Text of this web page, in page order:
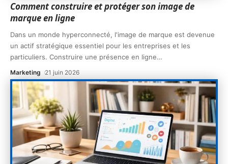
Comment construire et protéger son image de
marque en ligne
Dans un monde hyperconnecté, l'image de marque est devenue
un actif stratégique essentiel pour les entreprises et les
particuliers. Construire une présence en ligne…
Marketing 21 juin 2026